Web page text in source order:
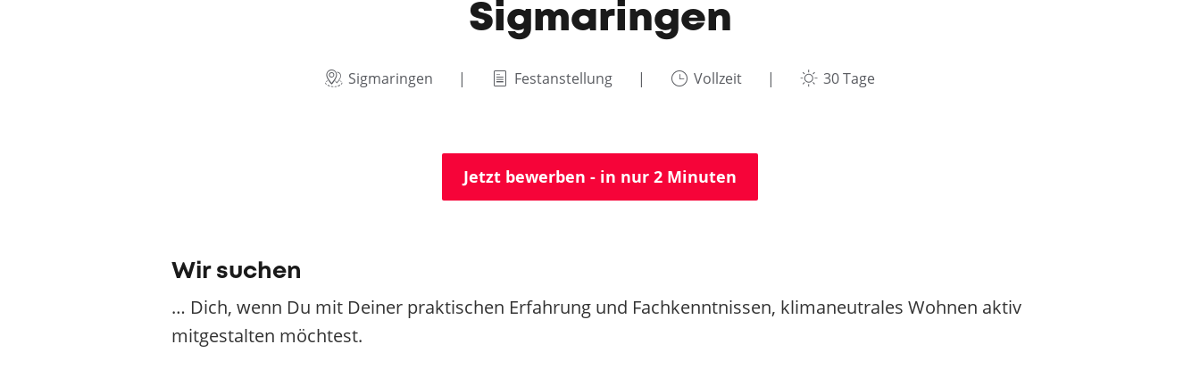
Sigmaringen
Sigmaringen Festanstellung Vollzeit 30 Tage
Jetzt bewerben - in nur 2 Minuten
Wir suchen
… Dich, wenn Du mit Deiner praktischen Erfahrung und Fachkenntnissen, klimaneutrales Wohnen aktiv
mitgestalten möchtest.